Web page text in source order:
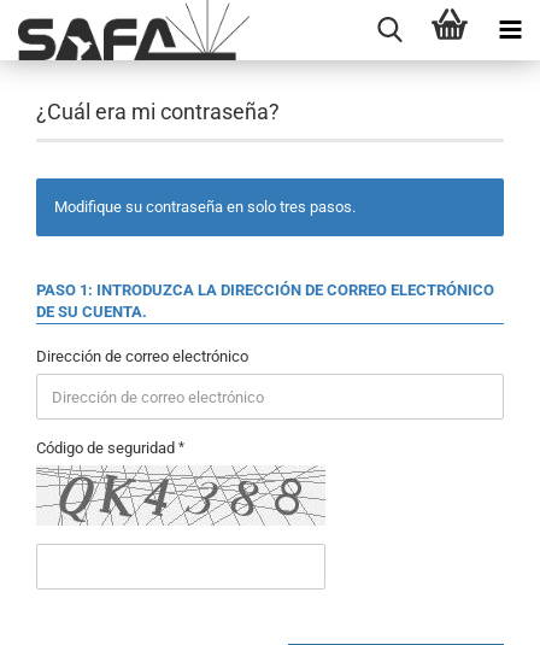
¿Cuál era mi contraseña?
Modifique su contraseña en solo tres pasos.
PASO 1: INTRODUZCA LA DIRECCIÓN DE CORREO ELECTRÓNICO
DE SU CUENTA.
Dirección de correo electrónico
Código de seguridad